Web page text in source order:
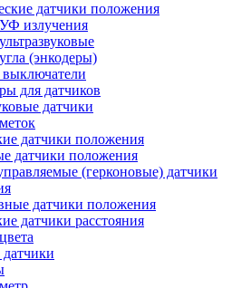
датчики положения
излучения
(энкодеры)
выключатели
для датчиков
датчики
датчики положения
датчики положения
(герконовые) датчики
датчики положения
датчики расстояния